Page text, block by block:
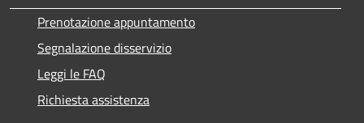
Prenotazione appuntamento
Segnalazione disservizio
Leggi le FAQ
Richiesta assistenza